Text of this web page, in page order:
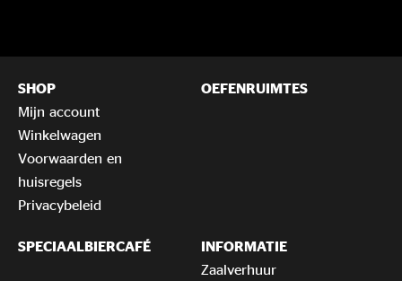
SHOP
Mijn account
Winkelwagen
Voorwaarden en
huisregels
Privacybeleid
OEFENRUIMTES
SPECIAALBIERCAFÉ
INFORMATIE
Zaalverhuur